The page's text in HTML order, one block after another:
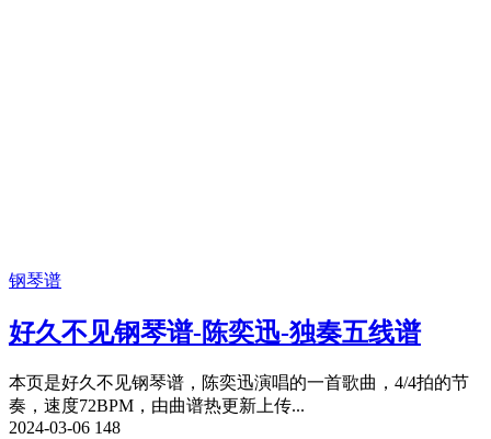
钢琴谱
好久不见钢琴谱-陈奕迅-独奏五线谱
本页是好久不见钢琴谱，陈奕迅演唱的一首歌曲，4/4拍的节
奏，速度72BPM，由曲谱热更新上传...
2024-03-06 148